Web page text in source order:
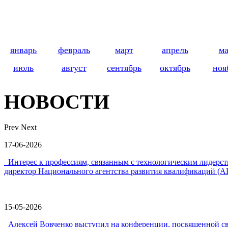
январь февраль март апрель
июль
август сентябрь октябрь
НОВОСТИ
Prev Next
17-06-2026
Интерес к профессиям, связанным с технологическим
директор Национального агентства развития квалификаций
15-05-2026
Алексей Вовченко выступил на конференции,